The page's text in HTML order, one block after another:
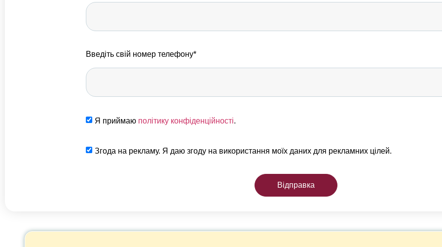
Введіть свій номер телефону*
Я приймаю політику конфіденційності.
Згода на рекламу. Я даю згоду на використання моїх даних для рекламних цілей.
Відправка